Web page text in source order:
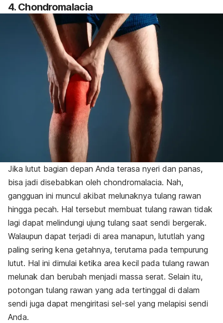
4. Chondromalacia
Jika lutut bagian depan Anda terasa nyeri dan panas,
bisa jadi disebabkan oleh chondromalacia. Nah,
gangguan ini muncul akibat melunaknya tulang rawan
hingga pecah. Hal tersebut membuat tulang rawan tidak
lagi dapat melindungi ujung tulang saat sendi bergerak.
Walaupun dapat terjadi di area manapun, lututlah yang
paling sering kena getahnya, terutama pada tempurung
lutut. Hal ini dimulai ketika area kecil pada tulang rawan
melunak dan berubah menjadi massa serat. Selain itu,
potongan tulang rawan yang ada tertinggal di dalam
sendi juga dapat mengiritasi sel-sel yang melapisi sendi
Anda.